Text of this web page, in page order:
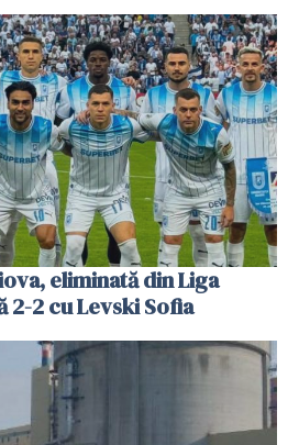
eliminată din Liga
2-2 cu Levski Sofia